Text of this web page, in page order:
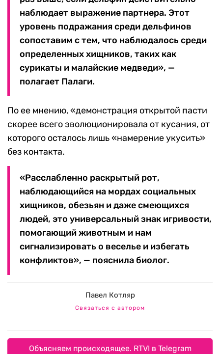
наблюдает выражение партнера. Этот
уровень подражания среди дельфинов
сопоставим с тем, что наблюдалось среди
определенных хищников, таких как
сурикаты и малайские медведи», —
полагает Палаги.
По ее мнению, «демонстрация открытой пасти
скорее всего эволюционировала от кусания, от
которого осталось лишь «намерение укусить»
без контакта.
«Расслабленно раскрытый рот,
наблюдающийся на мордах социальных
хищников, обезьян и даже смеющихся
людей, это универсальный знак игривости,
помогающий животным и нам
сигнализировать о веселье и избегать
конфликтов», — пояснила биолог.
Павел Котляр
Связаться с автором
Объясняем происходящее. RTVI в Telegram